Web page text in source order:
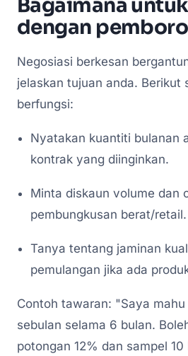
Bagaimana
dengan
Negosiasi berkesan
jelaskan tujuan anda. Berikut
berfungsi:
Nyatakan kuantiti bulanan
kontrak yang diinginkan.
Minta diskaun volume dan
pembungkusan berat/retail.
Tanya tentang jaminan
pemulangan jika ada
Contoh tawaran: "Saya
sebulan selama 6 bulan.
potongan 12% dan sampel